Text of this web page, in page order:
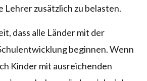
Lehrer zusätzlich zu belasten.
dass alle Länder mit der
beginnen. Wenn
Kinder mit ausreichenden